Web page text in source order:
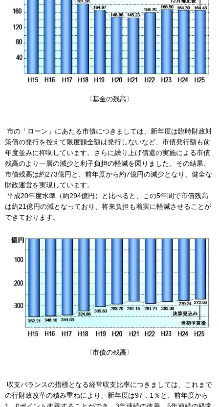
〈基金の残高〉
市の「ローン」にあたる市債につきましては、新年度は臨時財政対
策債の発行を控えて限度額全額は発行しないなど、市債発行額も前
年度並みに抑制しています。さらに繰り上げ償還の実施による市債
残高のより一層の減少と利子負担の軽減を図りました。その結果、
市債残高は約273億円と、前年度から約7億円の減少となり、健全な
財政運営を実現しています。
平成20年度水準（約294億円）と比べると、この5年間で市債残高
は約21億円の減となっており、将来負担も着実に軽減させることが
できております。
〈市債の残高〉
収支バランスの指標となる経常収支比率につきましては、これまで
の行財政改革の積み重ねにより、新年度は97．1％と、前年度から